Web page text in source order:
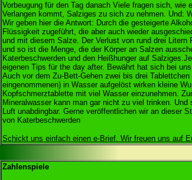
Vorbeugung für den Tag danach Viele fragen sich,
Verlangen kommt, Salziges zu sich zu nehmen. Und:
Wir geben hier die Antwort: Durch die gesteigerte
Flüssigkeit zugeführt, die aber auch wieder
und mit diesem Salze. Der Verlust von rund drei
und so ist die Menge, die der Körper an Salzen
Katerbeschwerden und den Heißhunger auf
eigenen Tips für the day after. Bewährt hat sich bei
Auch vor dem Zu-Bett-Gehen zwei bis drei
eingenommenen) in Wasser aufgelöst wirken kleine
Kopfschmerztablette mit viel Wasser einzunehmen.
Mineralwasser kann man gar nicht zu viel trinken.
Luft unabdingbar. Gerne veröffentlichen wir an dieser
von Katerbeschwerden
Schickt uns einfach einen e-Brief. Wir freuen uns auf
Zahlenspiele